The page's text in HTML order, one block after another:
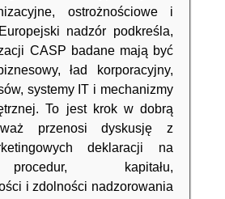
ostrożnościowe i
nadzór podkreśla,
CASP badane mają być
ład korporacyjny,
systemy IT i mechanizmy
To jest krok w dobrą
przenosi dyskusję z
deklaracji na
kapitału,
i zdolności nadzorowania